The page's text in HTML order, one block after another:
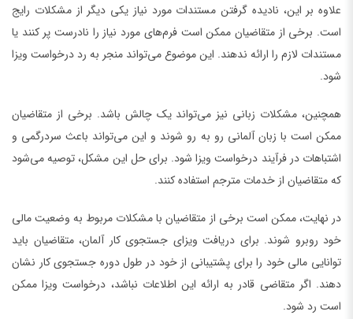
علاوه بر این، نادیده گرفتن مستندات مورد نیاز یکی دیگر از مشکلات رایج
است. برخی از متقاضیان ممکن است فرم‌های مورد نیاز را نادرست پر کنند یا
مستندات لازم را ارائه ندهند. این موضوع می‌تواند منجر به رد درخواست ویزا
شود.
همچنین، مشکلات زبانی نیز می‌تواند یک چالش باشد. برخی از متقاضیان
ممکن است با زبان آلمانی رو به رو شوند و این می‌تواند باعث سردرگمی و
اشتباهات در فرآیند درخواست ویزا شود. برای حل این مشکل، توصیه می‌شود
که متقاضیان از خدمات مترجم استفاده کنند.
در نهایت، ممکن است برخی از متقاضیان با مشکلات مربوط به وضعیت مالی
خود روبرو شوند. برای دریافت ویزای جستجوی کار آلمان، متقاضیان باید
توانایی مالی خود را برای پشتیبانی از خود در طول دوره جستجوی کار نشان
دهند. اگر متقاضی قادر به ارائه این اطلاعات نباشد، درخواست ویزا ممکن
است رد شود.